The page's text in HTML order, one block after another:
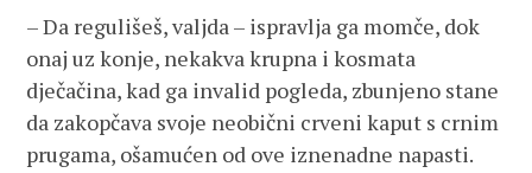
– Da regulišeš, valjda – ispravlja ga momče, dok
onaj uz konje, nekakva krupna i kosmata
dječačina, kad ga invalid pogleda, zbunjeno stane
da zakopčava svoje neobični crveni kaput s crnim
prugama, ošamućen od ove iznenadne napasti.